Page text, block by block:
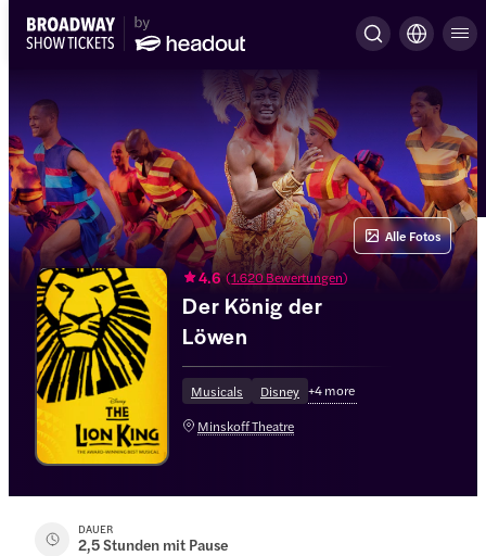
4.6 (1.620 Bewertungen)
Der König der
Löwen
Musicals Disney +4more
Minskoff Theatre
Alle Fotos
DAUER
2,5 Stunden mit Pause